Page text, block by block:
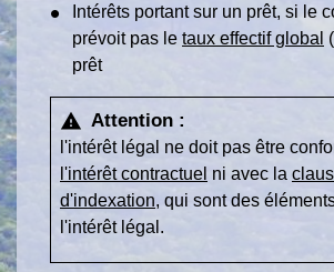
Intérêts portant sur un prêt, si le
prévoit pas le taux effectif global
prêt
warning Attention :
l'intérêt légal ne doit pas être
l'intérêt contractuel ni avec la
d'indexation, qui sont des
l'intérêt légal.